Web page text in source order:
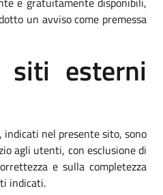
un avviso come premessa
siti esterni
nel presente sito, sono
agli utenti, con esclusione di
e sulla completezza
indicati.